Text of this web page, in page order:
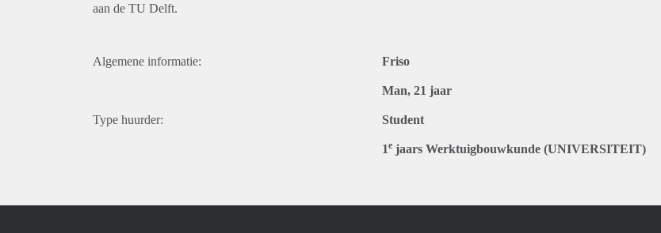
aan de TU Delft.
Algemene informatie: Friso
Man, 21 jaar
Type huurder: Student
1e jaars Werktuigbouwkunde (UNIVERSITEIT)